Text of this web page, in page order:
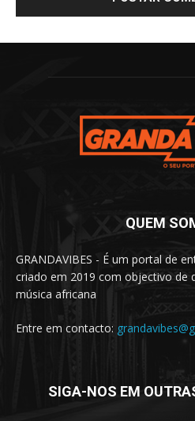
QUEM
GRANDAVIBES - É um portal de
criado em 2019 com objectivo de
música africana
Entre em contacto:
SIGA-NOS EM